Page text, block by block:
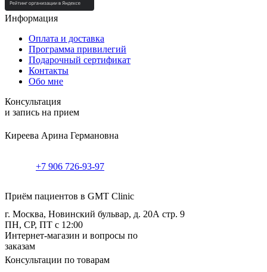
Информация
Оплата и доставка
Программа привилегий
Подарочный сертификат
Контакты
Обо мне
Консультация
и запись на прием
Киреева Арина Германовна
+7 906 726-93-97
Приём пациентов в GMT Clinic
г. Москва, Новинский бульвар, д. 20А стр. 9
ПН, СР, ПТ с 12:00
Интернет-магазин и вопросы по
заказам
Консультации по товарам